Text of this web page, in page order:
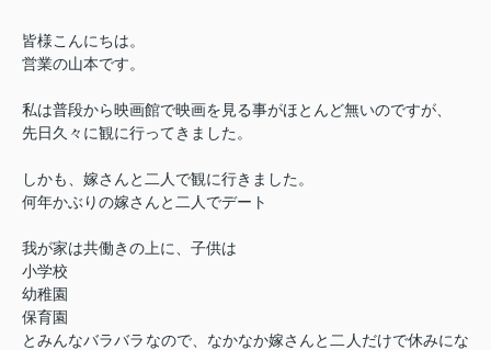
皆様こんにちは。
営業の山本です。
私は普段から映画館で映画を見る事がほとんど無いのですが、
先日久々に観に行ってきました。
しかも、嫁さんと二人で観に行きました。
何年かぶりの嫁さんと二人でデート
我が家は共働きの上に、子供は
小学校
幼稚園
保育園
とみんなバラバラなので、なかなか嫁さんと二人だけで休みにな